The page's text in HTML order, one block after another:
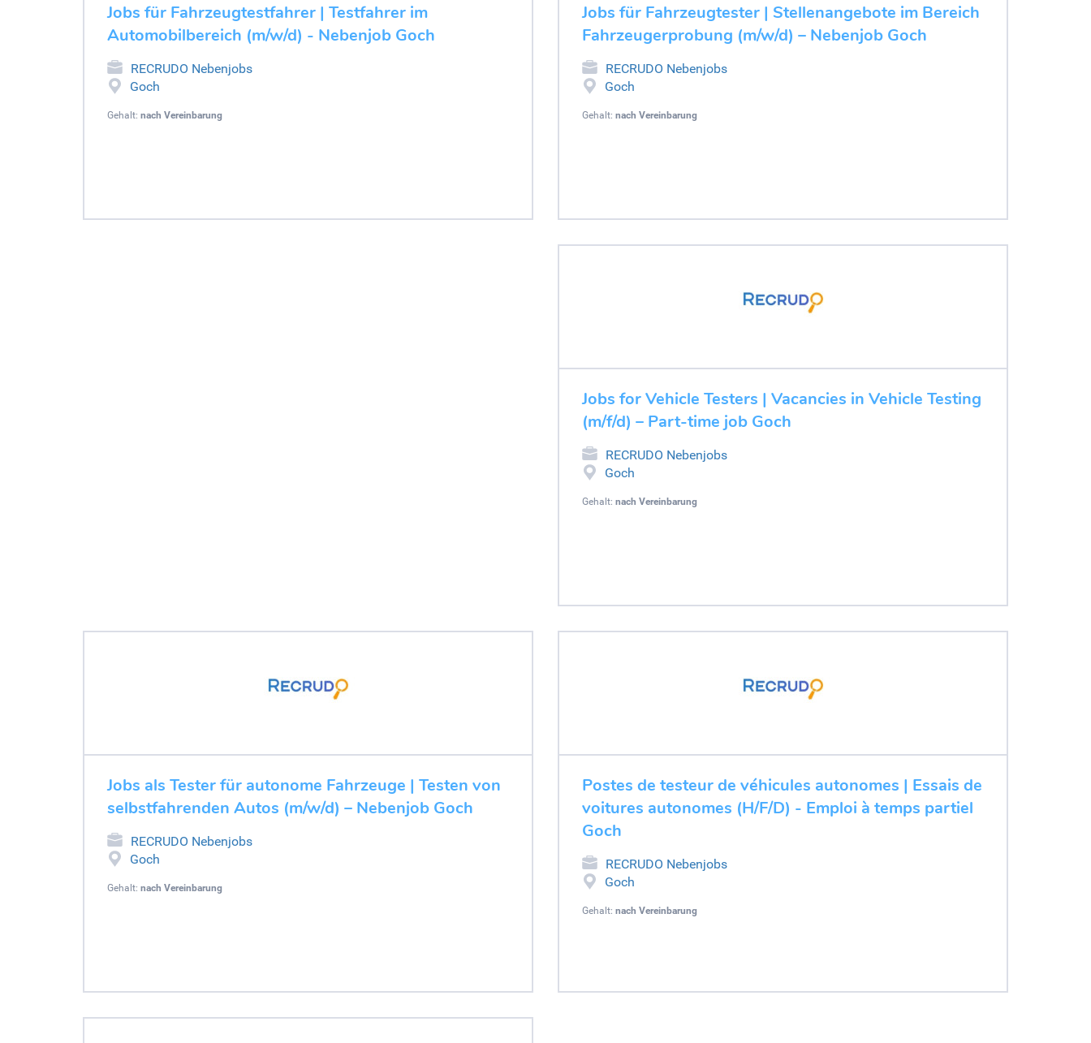
Jobs für Fahrzeugtestfahrer | Testfahrer im
Automobilbereich (m/w/d) - Nebenjob Goch
RECRUDO Nebenjobs
Goch
Gehalt: nach Vereinbarung
Jobs für Fahrzeugtester | Stellenangebote im Bereich
Fahrzeugerprobung (m/w/d) – Nebenjob Goch
RECRUDO Nebenjobs
Goch
Gehalt: nach Vereinbarung
Jobs for Vehicle Testers | Vacancies in Vehicle Testing
(m/f/d) – Part-time job Goch
RECRUDO Nebenjobs
Goch
Gehalt: nach Vereinbarung
Jobs als Tester für autonome Fahrzeuge | Testen von
selbstfahrenden Autos (m/w/d) – Nebenjob Goch
RECRUDO Nebenjobs
Goch
Gehalt: nach Vereinbarung
Postes de testeur de véhicules autonomes | Essais de
voitures autonomes (H/F/D) - Emploi à temps partiel
Goch
RECRUDO Nebenjobs
Goch
Gehalt: nach Vereinbarung